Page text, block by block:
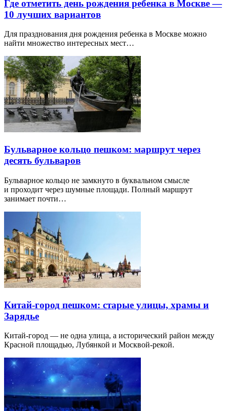
Где отметить день рождения ребенка в Москве —
10 лучших вариантов
Для празднования дня рождения ребенка в Москве можно
найти множество интересных мест…
Бульварное кольцо пешком: маршрут через
десять бульваров
Бульварное кольцо не замкнуто в буквальном смысле
и проходит через шумные площади. Полный маршрут
занимает почти…
Китай-город пешком: старые улицы, храмы и
Зарядье
Китай-город — не одна улица, а исторический район между
Красной площадью, Лубянкой и Москвой-рекой.